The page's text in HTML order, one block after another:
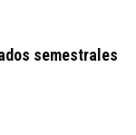
semestrales